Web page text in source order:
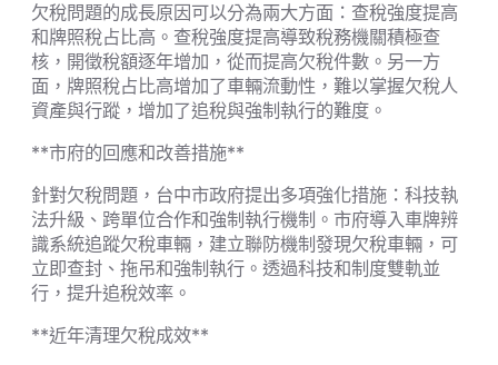
欠稅問題的成長原因可以分為兩大方面：查稅強度提高
和牌照稅占比高。查稅強度提高導致稅務機關積極查
核，開徵稅額逐年增加，從而提高欠稅件數。另一方
面，牌照稅占比高增加了車輛流動性，難以掌握欠稅人
資產與行蹤，增加了追稅與強制執行的難度。
**市府的回應和改善措施**
針對欠稅問題，台中市政府提出多項強化措施：科技執
法升級、跨單位合作和強制執行機制。市府導入車牌辨
識系統追蹤欠稅車輛，建立聯防機制發現欠稅車輛，可
立即查封、拖吊和強制執行。透過科技和制度雙軌並
行，提升追稅效率。
**近年清理欠稅成效**